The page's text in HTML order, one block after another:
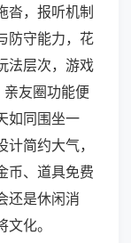
沓，报听机制
防守能力，花
法层次，游戏
友圈功能便
如同围坐一
简约大气，
币、道具免费
还是休闲消
化。